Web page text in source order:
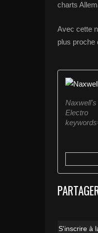
charts
Avec cette
plus proche
S'inscrire à